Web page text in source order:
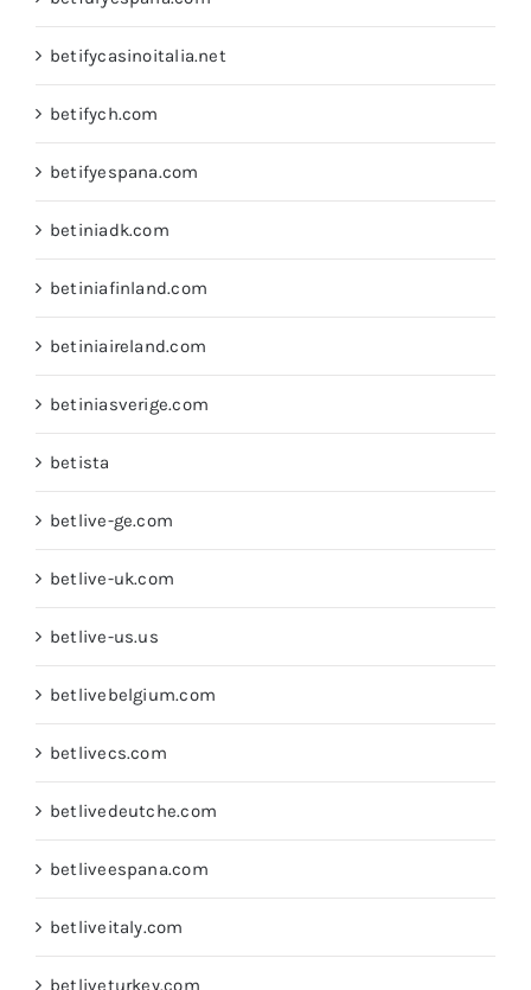
betifycasinoitalia.net
betifych.com
betifyespana.com
betiniadk.com
betiniafinland.com
betiniaireland.com
betiniasverige.com
betista
betlive-ge.com
betlive-uk.com
betlive-us.us
betlivebelgium.com
betlivecs.com
betlivedeutche.com
betliveespana.com
betliveitaly.com
betliveturkey.com